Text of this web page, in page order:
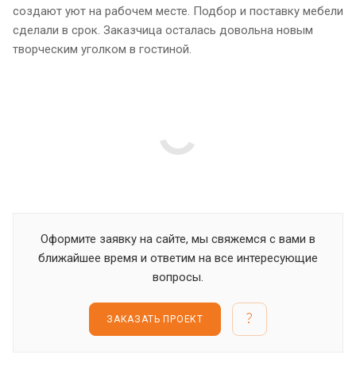
создают уют на рабочем месте. Подбор и поставку мебели
сделали в срок. Заказчица осталась довольна новым
творческим уголком в гостиной.
Оформите заявку на сайте, мы свяжемся с вами в
ближайшее время и ответим на все интересующие
вопросы.
ЗАКАЗАТЬ ПРОЕКТ